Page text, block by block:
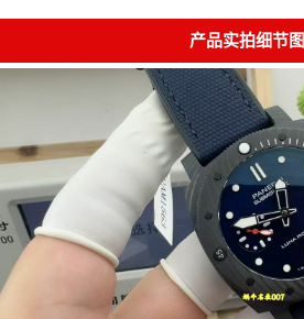
产品实拍细节图